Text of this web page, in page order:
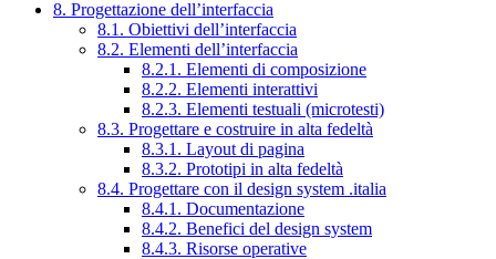
8. Progettazione dell’interfaccia
8.1. Obiettivi dell’interfaccia
8.2. Elementi dell’interfaccia
8.2.1. Elementi di composizione
8.2.2. Elementi interattivi
8.2.3. Elementi testuali (microtesti)
8.3. Progettare e costruire in alta fedeltà
8.3.1. Layout di pagina
8.3.2. Prototipi in alta fedeltà
8.4. Progettare con il design system .italia
8.4.1. Documentazione
8.4.2. Benefici del design system
8.4.3. Risorse operative